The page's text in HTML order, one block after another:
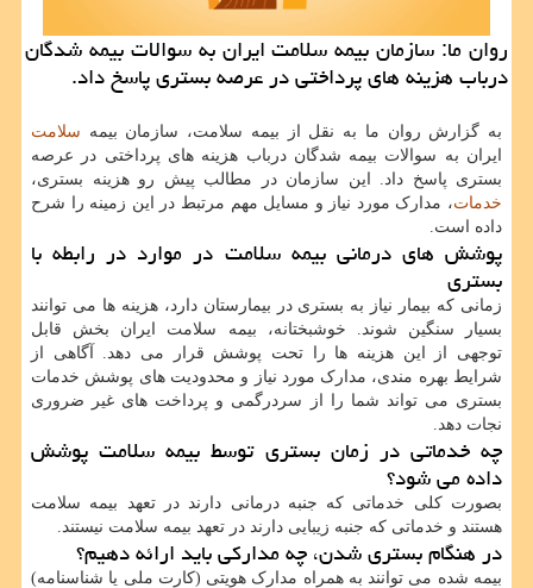
روان ما: سازمان بیمه سلامت ایران به سوالات بیمه شدگان
درباب هزینه های پرداختی در عرصه بستری پاسخ داد.
به گزارش روان ما به نقل از بیمه سلامت، سازمان بیمه سلامت
ایران به سوالات بیمه شدگان درباب هزینه های پرداختی در عرصه
بستری پاسخ داد. این سازمان در مطالب پیش رو هزینه بستری،
خدمات، مدارک مورد نیاز و مسایل مهم مرتبط در این زمینه را شرح
داده است.
پوشش های درمانی بیمه سلامت در موارد در رابطه با
بستری
زمانی که بیمار نیاز به بستری در بیمارستان دارد، هزینه ها می توانند
بسیار سنگین شوند. خوشبختانه، بیمه سلامت ایران بخش قابل
توجهی از این هزینه ها را تحت پوشش قرار می دهد. آگاهی از
شرایط بهره مندی، مدارک مورد نیاز و محدودیت های پوشش خدمات
بستری می تواند شما را از سردرگمی و پرداخت های غیر ضروری
نجات دهد.
چه خدماتی در زمان بستری توسط بیمه سلامت پوشش
داده می شود؟
بصورت کلی خدماتی که جنبه درمانی دارند در تعهد بیمه سلامت
هستند و خدماتی که جنبه زیبایی دارند در تعهد بیمه سلامت نیستند.
در هنگام بستری شدن، چه مدارکی باید ارائه دهیم؟
بیمه شده می توانند به همراه مدارک هویتی (کارت ملی یا شناسنامه)